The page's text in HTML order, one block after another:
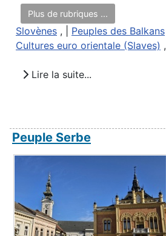
Plus de rubriques ...
Slovènes , | Peuples des Balkans
Cultures euro orientale (Slaves) ,
Lire la suite...
Peuple Serbe